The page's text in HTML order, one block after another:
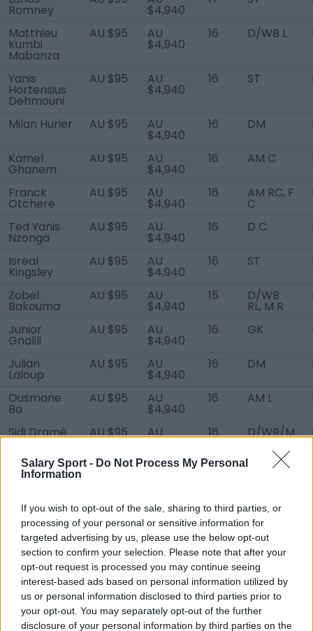
Salary Sport - Do Not Process My Personal
Information
If you wish to opt-out of the sale, sharing to third parties, or
processing of your personal or sensitive information for
targeted advertising by us, please use the below opt-out
section to confirm your selection. Please note that after your
opt-out request is processed you may continue seeing
interest-based ads based on personal information utilized by
us or personal information disclosed to third parties prior to
your opt-out. You may separately opt-out of the further
disclosure of your personal information by third parties on the
Romney $4,940
Matthieu
Kumbi
Mabanza
AU $95 AU
$4,940
16 D/WB L
Yanis
Hortensius
Dehmouni
AU $95 AU
$4,940
16 ST
Milan Hurier AU $95 AU
$4,940
16 DM
Kamel
Ghanem
AU $95 AU
$4,940
16 AM C
Franck
Otchere
AU $95 AU
$4,940
16 AM RC, F
C
Ted Yanis
Nzonga
AU $95 AU
$4,940
16 D C
Isreal
Kingsley
AU $95 AU
$4,940
16 ST
Zobel
Bakouma
AU $95 AU
$4,940
15 D/WB
RL, M R
Junior
Gnalili
AU $95 AU
$4,940
16 GK
Julian
Laloup
AU $95 AU
$4,940
16 DM
Ousmane
Ba
AU $95 AU
$4,940
16 AM L
Sidi Dramé AU $95 AU 16 D/WB/M
Mathis
Leroy
AU $95 AU 16 D C
Samba Sall AU $95 AU
$4,940
16 ST
Ilies
Mellouk
AU $95 AU
$4,940
16 D R
Sidiya
Diaby
AU $95 AU
$4,940
16 D C
Youssef
Mejri
AU $95 AU
$4,940
16 D LC